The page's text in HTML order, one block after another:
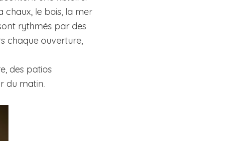
chaux, le bois, la mer
rythmés par des
chaque ouverture,
des patios
du matin.